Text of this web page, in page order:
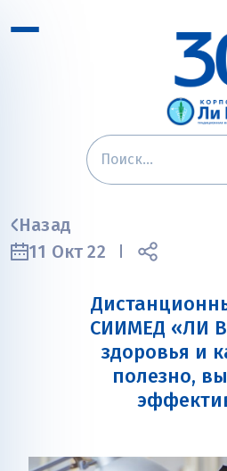
Назад
11 Окт 22
СИИМЕД «ЛИ
здоровья и
полезно,